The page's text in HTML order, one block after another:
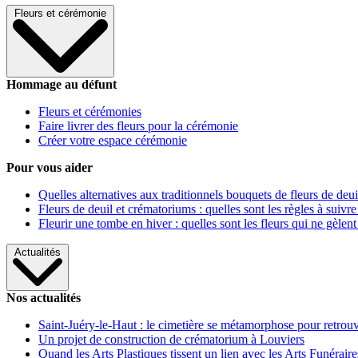
Fleurs et cérémonie
Hommage au défunt
Fleurs et cérémonies
Faire livrer des fleurs pour la cérémonie
Créer votre espace cérémonie
Pour vous aider
Quelles alternatives aux traditionnels bouquets de fleurs de
Fleurs de deuil et crématoriums : quelles sont les règles à
Fleurir une tombe en hiver : quelles sont les fleurs qui ne gèlent
Actualités
Nos actualités
Saint-Juéry-le-Haut : le cimetière se métamorphose pour
Un projet de construction de crématorium à Louviers
Quand les Arts Plastiques tissent un lien avec les Arts